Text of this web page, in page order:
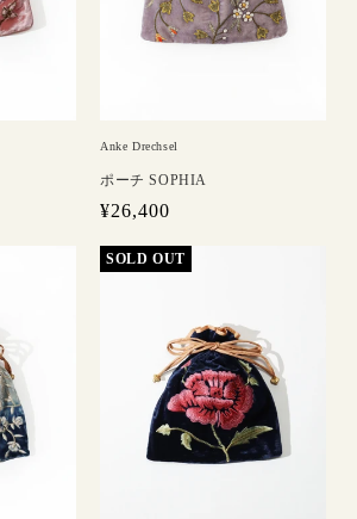
Anke Drechsel
ポーチ SOPHIA
通
価
¥26,400